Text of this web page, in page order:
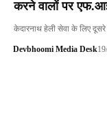
करने वालों पर
केदारनाथ हेली सेवा के लिए
Devbhoomi Media Desk